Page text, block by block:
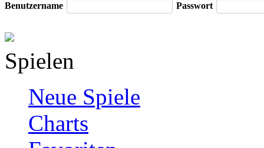
Benutzername Passwort
Spielen
Neue Spiele
Charts